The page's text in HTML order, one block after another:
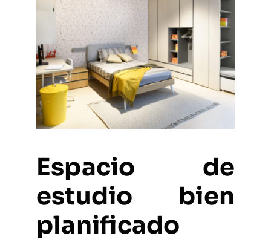
Espacio de
estudio bien
planificado